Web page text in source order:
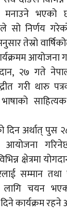
मनाउने भएको
सो निर्णय
तेस्रो
२७ गते
गरी थारु
साहित्यक
दिन अर्थात् पुस
आयोजना
क्षेत्रमा
सम्मान तथा
लागि चयन
कार्यक्रम रहने